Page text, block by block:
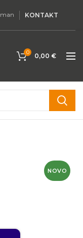
KONTAKT
0 0,00 €
NOVO